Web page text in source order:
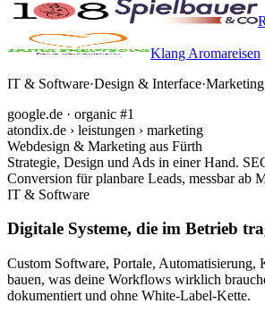
Klang Aromareisen
IT & Software·Design & Interface·
google.de · organic #1
atondix.de › leistungen › marketing
Webdesign & Marketing aus Fürth
Strategie, Design und Ads in einer Hand.
Conversion für planbare Leads, messbar ab
IT & Software
Digitale Systeme, die im Betrieb
Custom Software, Portale, Automatisierung,
bauen, was deine Workflows wirklich
dokumentiert und ohne White-Label-Kette.